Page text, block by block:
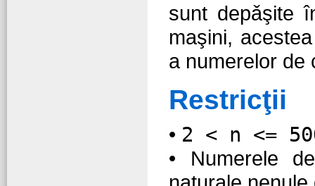
sunt depǎşite
maşini,
a numerelor de
Restricţii
• 2 < n <=
• Numerele